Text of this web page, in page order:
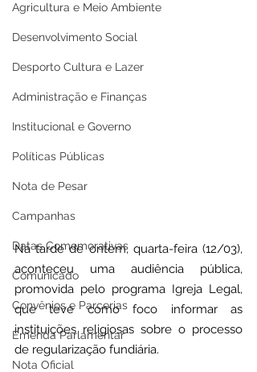
Agricultura e Meio Ambiente
Desenvolvimento Social
Desporto Cultura e Lazer
Administração e Finanças
Institucional e Governo
Políticas Públicas
Nota de Pesar
Campanhas
Datas Comemorativas
Comunicado
Convênios e Parcerias
Emenda Parlamentar
Nota Oficial
Na tarde de ontem, quarta-feira (12/03),
aconteceu uma audiência pública,
promovida pelo programa Igreja Legal,
que teve como foco informar as
instituições religiosas sobre o processo
de regularização fundiária.